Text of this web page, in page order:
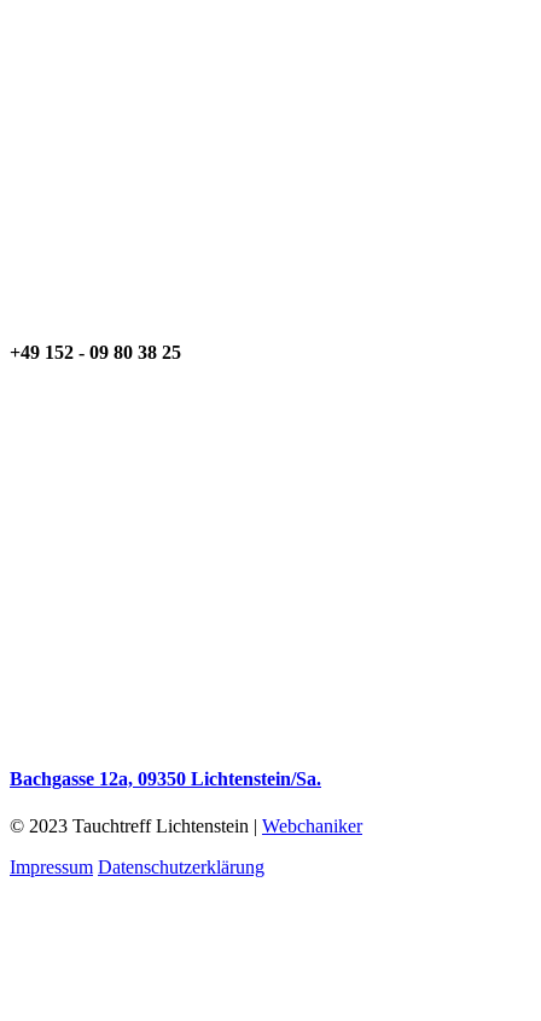
+49 152 - 09 80 38 25
Bachgasse 12a, 09350 Lichtenstein/Sa.
© 2023 Tauchtreff Lichtenstein | Webchaniker
Impressum Datenschutzerklärung